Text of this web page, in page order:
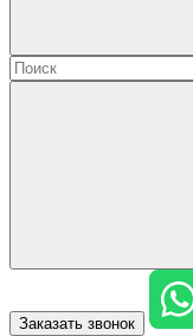
Заказать звонок